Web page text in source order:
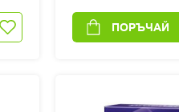
ПОРЪЧАЙ